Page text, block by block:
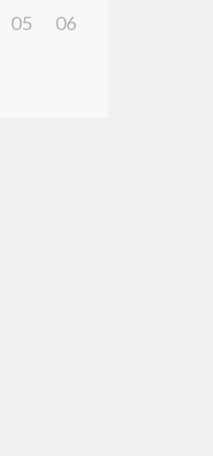
05 06